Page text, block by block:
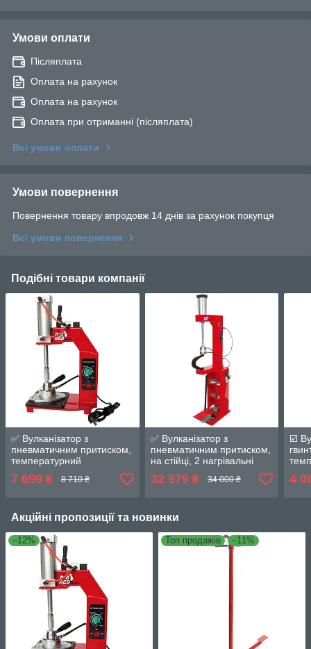
Умови оплати
Післяплата
Оплата на рахунок
Оплата на рахунок
Оплата при отриманні (післяплата)
Всі умови оплати
Умови повернення
Повернення товару впродовж 14 днів за рахунок покупця
Всі умови повернення
Подібні товари компанії
✅ Вулканізатор з
пневматичним притиском,
температурний
контролер, настільний, 1
нагрівальна пласт
7 699 ₴ 8 710 ₴
✅ Вулканізатор з
пневматичним притиском,
на стійці, 2 нагрівальні
пластини, комплект
притисків (6 ф
32 979₴ 34 000 ₴
☑️
4
Акційні пропозиції та новинки
–12% Топ продажів –11%